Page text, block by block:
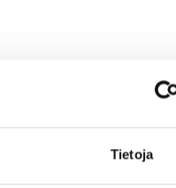
Tietoja